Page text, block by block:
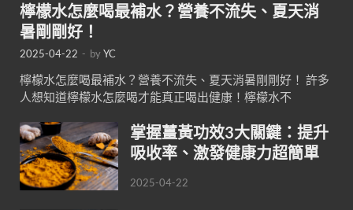
檸檬水怎麼喝最補水？營養不流失、夏天消
暑剛剛好！
2025-04-22 - byYC
檸檬水怎麼喝最補水？營養不流失、夏天消暑剛剛好！ 許多
人想知道檸檬水怎麼喝才能真正喝出健康！檸檬水不
掌握薑黃功效3大關鍵：提升
吸收率、激發健康力超簡單
2025-04-22